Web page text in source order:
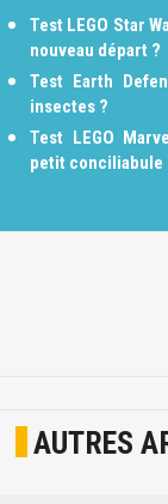
Test LEGO Star
nouveau départ ?
Test Earth
insectes ?
Test LEGO
petit conciliabule
AUTRES